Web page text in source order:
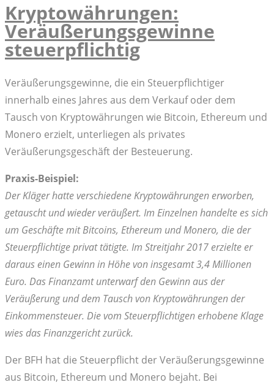
Kryptowährungen:
Veräußerungsgewinne
steuerpflichtig
Veräußerungsgewinne, die ein Steuerpflichtiger
innerhalb eines Jahres aus dem Verkauf oder dem
Tausch von Kryptowährungen wie Bitcoin, Ethereum und
Monero erzielt, unterliegen als privates
Veräußerungsgeschäft der Besteuerung.
Praxis-Beispiel:
Der Kläger hatte verschiedene Kryptowährungen erworben,
getauscht und wieder veräußert. Im Einzelnen handelte es sich
um Geschäfte mit Bitcoins, Ethereum und Monero, die der
Steuerpflichtige privat tätigte. Im Streitjahr 2017 erzielte er
daraus einen Gewinn in Höhe von insgesamt 3,4 Millionen
Euro. Das Finanzamt unterwarf den Gewinn aus der
Veräußerung und dem Tausch von Kryptowährungen der
Einkommensteuer. Die vom Steuerpflichtigen erhobene Klage
wies das Finanzgericht zurück.
Der BFH hat die Steuerpflicht der Veräußerungsgewinne
aus Bitcoin, Ethereum und Monero bejaht. Bei